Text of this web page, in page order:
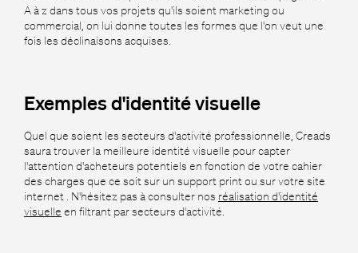
A à z dans tous vos projets qu'ils soient marketing ou
commercial, on lui donne toutes les formes que l'on veut une
fois les déclinaisons acquises.
Exemples d'identité visuelle
Quel que soient les secteurs d'activité professionnelle, Creads
saura trouver la meilleure identité visuelle pour capter
l'attention d'acheteurs potentiels en fonction de votre cahier
des charges que ce soit sur un support print ou sur votre site
internet . N'hésitez pas à consulter nos réalisation d'identité
visuelle en filtrant par secteurs d'activité.